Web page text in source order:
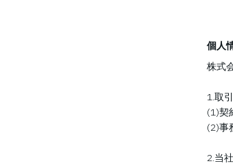
個人
株式
1.取
(1)契
(2)事
2.当